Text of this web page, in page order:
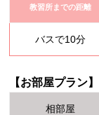
教習所までの距離
バスで10分
【お部屋プラン】
相部屋